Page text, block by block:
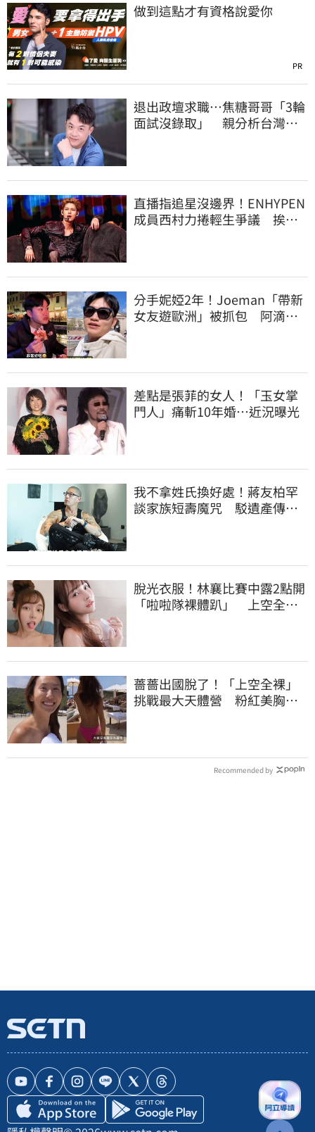
做到這點才有資格說愛你
PR
退出政壇求職…焦糖哥哥「3輪
面試沒錄取」 親分析台灣職
直播指追星沒邊界！ENHYPEN
成員西村力捲輕生爭議 挨
分手妮婭2年！Joeman「帶新
女友遊歐洲」被抓包 阿滴發
差點是張菲的女人！「玉女掌
門人」痛斬10年婚…近況曝光
我不拿姓氏換好處！蔣友柏罕
談家族短壽魔咒 駁遺產傳
脫光衣服！林襄比賽中露2點開
「啦啦隊裸體趴」 上空全裸
薔薔出國脫了！「上空全裸」
挑戰最大天體營 粉紅美胸被
Recommended by